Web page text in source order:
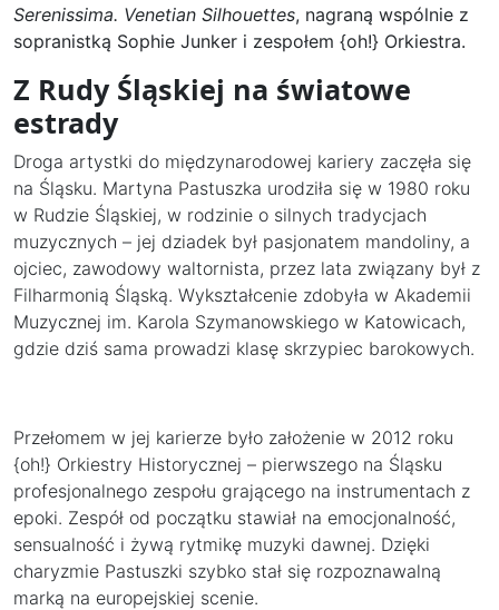
Serenissima. Venetian Silhouettes, nagraną wspólnie z
sopranistką Sophie Junker i zespołem {oh!} Orkiestra.
Z Rudy Śląskiej na światowe
estrady
Droga artystki do międzynarodowej kariery zaczęła się
na Śląsku. Martyna Pastuszka urodziła się w 1980 roku
w Rudzie Śląskiej, w rodzinie o silnych tradycjach
muzycznych – jej dziadek był pasjonatem mandoliny, a
ojciec, zawodowy waltornista, przez lata związany był z
Filharmonią Śląską. Wykształcenie zdobyła w Akademii
Muzycznej im. Karola Szymanowskiego w Katowicach,
gdzie dziś sama prowadzi klasę skrzypiec barokowych.
Przełomem w jej karierze było założenie w 2012 roku
{oh!} Orkiestry Historycznej – pierwszego na Śląsku
profesjonalnego zespołu grającego na instrumentach z
epoki. Zespół od początku stawiał na emocjonalność,
sensualność i żywą rytmikę muzyki dawnej. Dzięki
charyzmie Pastuszki szybko stał się rozpoznawalną
marką na europejskiej scenie.